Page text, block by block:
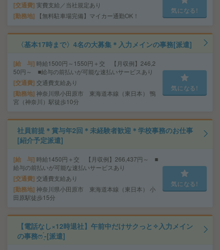
交通費 実費支給／当社規定あり
勤務地 【無料駐車場完備】マイカー通勤OK！
気になる!
〈基本17時まで〉4名の大募集＊入力メインの事務[派遣]
給 与 時給1500円～1550円＋交 【月収例】246,2
50円～ ■給与の前払いが可能な速払いサービスあり
交通費 交通費支給あり
勤務地 神奈川県小田原市 東海道本線（東日本） 鴨
宮（神奈川）駅徒歩10分
気になる!
社員前提＊賞与年2回＊未経験者歓迎＊学校事務のお仕事
[紹介予定派遣]
給 与 時給1450円＋交 【月収例】266,437円～ ■
給与の前払いが可能な速払いサービスあり
交通費 交通費支給あり
勤務地 神奈川県小田原市 東海道本線（東日本） 小
田原駅徒歩15分
気になる!
【電話なし×12時退社】午前中だけサクっと✧入力メイン
の事務ෆ ̖́-[派遣]